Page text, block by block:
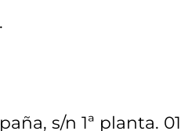
s/n 1ª planta.